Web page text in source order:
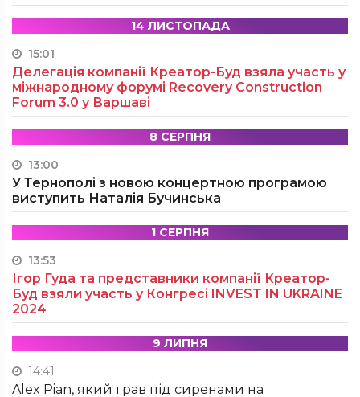
14 ЛИСТОПАДА
15:01
Делегація компанії Креатор-Буд взяла участь у
міжнародному форумі Recovery Construction
Forum 3.0 у Варшаві
8 СЕРПНЯ
13:00
У Тернополі з новою концертною програмою
виступить Наталія Бучинська
1 СЕРПНЯ
13:53
Ігор Гуда та представники компанії Креатор-
Буд взяли участь у Конгресі INVEST IN UKRAINE
2024
9 ЛИПНЯ
14:41
Alex Pian, який грав під сиренами на